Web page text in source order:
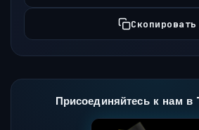
Скопировать
Присоединяйтесь к нам